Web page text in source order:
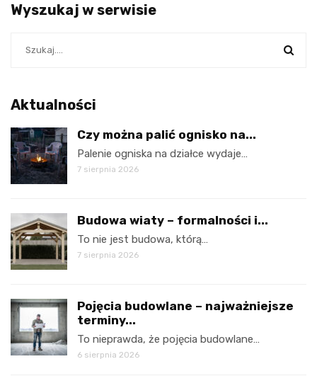
Wyszukaj w serwisie
Aktualności
Czy można palić ognisko na...
Palenie ogniska na działce wydaje…
7 sierpnia 2026
Budowa wiaty – formalności i...
To nie jest budowa, którą…
7 sierpnia 2026
Pojęcia budowlane – najważniejsze
terminy...
To nieprawda, że pojęcia budowlane…
6 sierpnia 2026